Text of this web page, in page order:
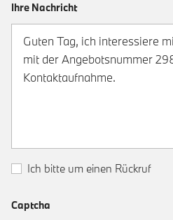
Ihre Nachricht
Ich bitte um einen Rückruf
Captcha